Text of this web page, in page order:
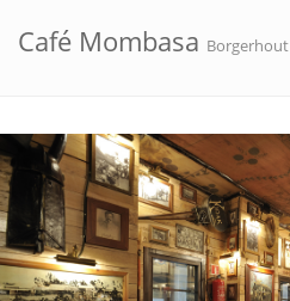
Café Mombasa Borgerhout